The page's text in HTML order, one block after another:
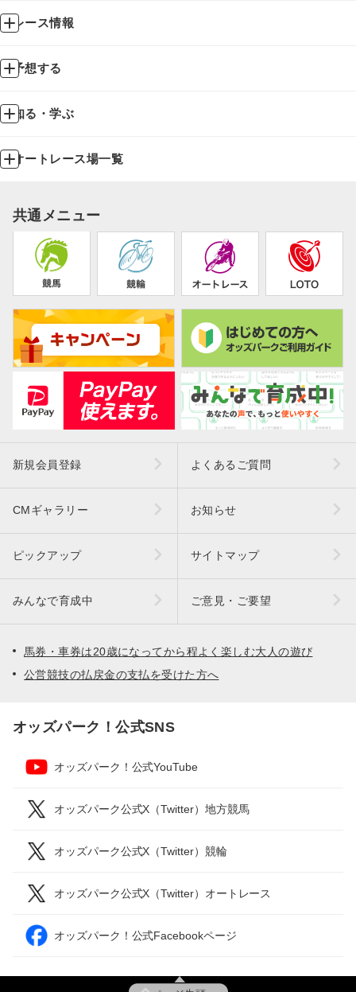
レース情報
予想する
知る・学ぶ
オートレース場一覧
共通メニュー
新規会員登録 よくあるご質問
CMギャラリー お知らせ
ピックアップ サイトマップ
みんなで育成中 ご意見・ご要望
馬券・車券は20歳になってから程よく楽しむ大人の遊び
公営競技の払戻金の支払を受けた方へ
オッズパーク！公式SNS
オッズパーク！公式YouTube
オッズパーク公式X（Twitter）地方競馬
オッズパーク公式X（Twitter）競輪
オッズパーク公式X（Twitter）オートレース
オッズパーク！公式Facebookページ